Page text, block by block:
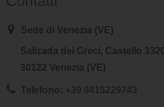
Sede di Venezia (VE)
Salizada dei Greci, Castello
30122 Venezia (VE)
Telefono: +39 0415229743